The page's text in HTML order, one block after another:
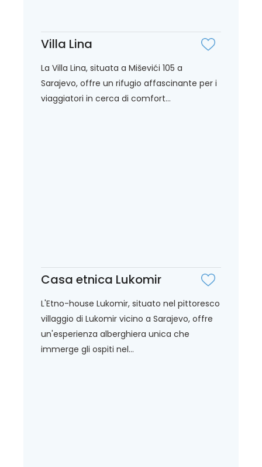
Villa Lina
La Villa Lina, situata a Miševići 105 a
Sarajevo, offre un rifugio affascinante per i
viaggiatori in cerca di comfort...
Casa etnica Lukomir
L'Etno-house Lukomir, situato nel pittoresco
villaggio di Lukomir vicino a Sarajevo, offre
un'esperienza alberghiera unica che
immerge gli ospiti nel...